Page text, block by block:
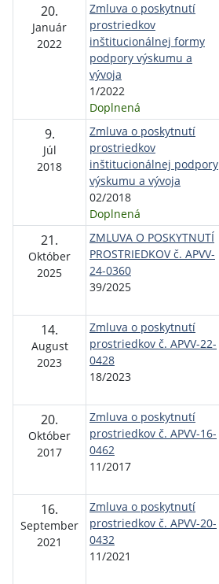
20.
Január
2022
Zmluva o poskytnutí
prostriedkov
inštitucionálnej formy
podpory výskumu a
vývoja
1/2022
Doplnená
9.
Júl
2018
Zmluva o poskytnutí
prostriedkov
inštitucionálnej podpory
výskumu a vývoja
02/2018
Doplnená
21.
Október
2025
ZMLUVA O POSKYTNUTÍ
PROSTRIEDKOV č. APVV-
24-0360
39/2025
14.
August
2023
Zmluva o poskytnutí
prostriedkov č. APVV-22-
0428
18/2023
20.
Október
2017
Zmluva o poskytnutí
prostriedkov č. APVV-16-
0462
11/2017
16.
September
2021
Zmluva o poskytnutí
prostriedkov č. APVV-20-
0432
11/2021